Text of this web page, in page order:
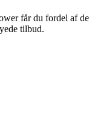
får du fordel afde
tilbud.